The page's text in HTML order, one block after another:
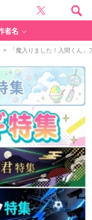
者名
> 「魔入りました！入間くん」